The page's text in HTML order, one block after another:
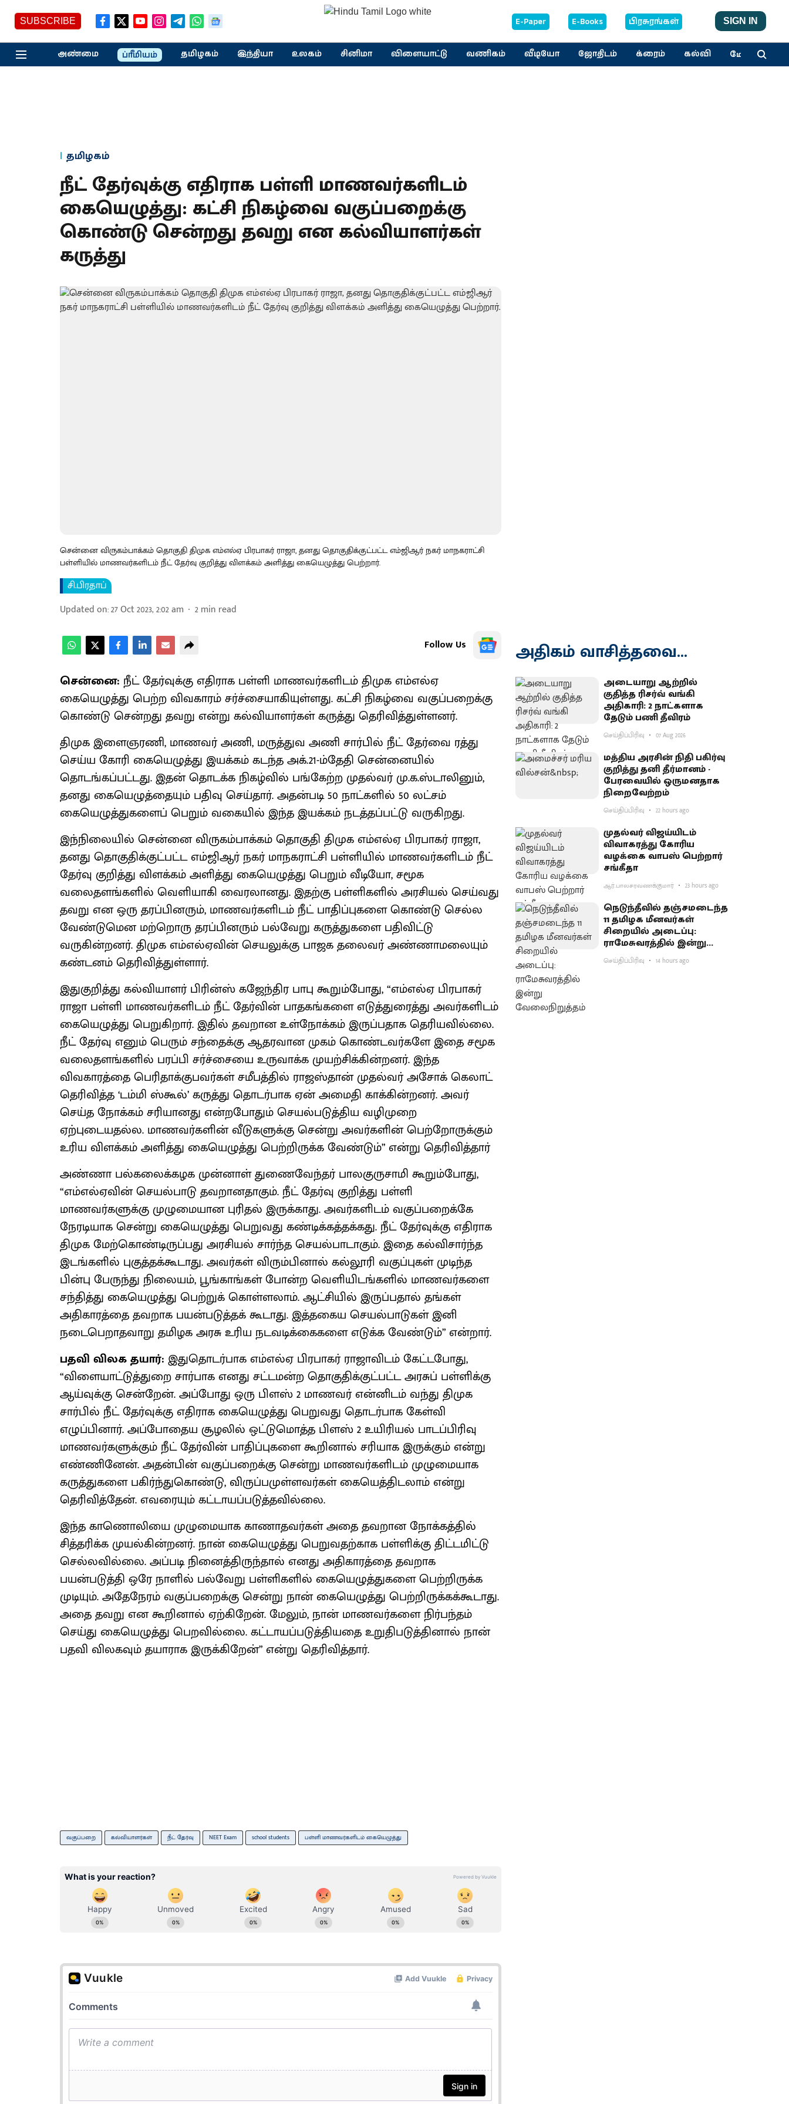
SUBSCRIBE E-Paper E-Books பிரசுரங்கள் SIGN IN
அண்மை ப்ரீமியம் தமிழகம் இந்தியா உலகம் சினிமா விளையாட்டு வணிகம் வீடியோ ஜோதிடம் க்ரைம் கல்வி மேலும்
தமிழகம்
நீட் தேர்வுக்கு எதிராக பள்ளி மாணவர்களிடம்
கையெழுத்து: கட்சி நிகழ்வை வகுப்பறைக்கு
கொண்டு சென்றது தவறு என கல்வியாளர்கள்
கருத்து
சென்னை விருகம்பாக்கம் தொகுதி திமுக எம்எல்ஏ பிரபாகர் ராஜா, தனது தொகுதிக்குட்பட்ட எம்ஜிஆர் நகர் மாநகராட்சி
பள்ளியில் மாணவர்களிடம் நீட் தேர்வு குறித்து விளக்கம் அளித்து கையெழுத்து பெற்றார்.
சி.பிரதாப்
Updated on:27 Oct 2023, 2:02 am 2min read
Follow Us
சென்னை: நீட் தேர்வுக்கு எதிராக பள்ளி மாணவர்களிடம் திமுக எம்எல்ஏ
கையெழுத்து பெற்ற விவகாரம் சர்ச்சையாகியுள்ளது. கட்சி நிகழ்வை வகுப்பறைக்கு
கொண்டு சென்றது தவறு என்று கல்வியாளர்கள் கருத்து தெரிவித்துள்ளனர்.
திமுக இளைஞரணி, மாணவர் அணி, மருத்துவ அணி சார்பில் நீட் தேர்வை ரத்து
செய்ய கோரி கையெழுத்து இயக்கம் கடந்த அக்.21-ம்தேதி சென்னையில்
தொடங்கப்பட்டது. இதன் தொடக்க நிகழ்வில் பங்கேற்ற முதல்வர் மு.க.ஸ்டாலினும்,
தனது கையெழுத்தையும் பதிவு செய்தார். அதன்படி 50 நாட்களில் 50 லட்சம்
கையெழுத்துகளைப் பெறும் வகையில் இந்த இயக்கம் நடத்தப்பட்டு வருகிறது.
இந்நிலையில் சென்னை விருகம்பாக்கம் தொகுதி திமுக எம்எல்ஏ பிரபாகர் ராஜா,
தனது தொகுதிக்குட்பட்ட எம்ஜிஆர் நகர் மாநகராட்சி பள்ளியில் மாணவர்களிடம் நீட்
தேர்வு குறித்து விளக்கம் அளித்து கையெழுத்து பெறும் வீடியோ, சமூக
வலைதளங்களில் வெளியாகி வைரலானது. இதற்கு பள்ளிகளில் அரசியல் செய்வது
தவறு என ஒரு தரப்பினரும், மாணவர்களிடம் நீட் பாதிப்புகளை கொண்டு செல்ல
வேண்டுமென மற்றொரு தரப்பினரும் பல்வேறு கருத்துகளை பதிவிட்டு
வருகின்றனர். திமுக எம்எல்ஏவின் செயலுக்கு பாஜக தலைவர் அண்ணாமலையும்
கண்டனம் தெரிவித்துள்ளார்.
இதுகுறித்து கல்வியாளர் பிரின்ஸ் கஜேந்திர பாபு கூறும்போது, “எம்எல்ஏ பிரபாகர்
ராஜா பள்ளி மாணவர்களிடம் நீட் தேர்வின் பாதகங்களை எடுத்துரைத்து அவர்களிடம்
கையெழுத்து பெறுகிறார். இதில் தவறான உள்நோக்கம் இருப்பதாக தெரியவில்லை.
நீட் தேர்வு எனும் பெரும் சந்தைக்கு ஆதரவான முகம் கொண்டவர்களே இதை சமூக
வலைதளங்களில் பரப்பி சர்ச்சையை உருவாக்க முயற்சிக்கின்றனர். இந்த
விவகாரத்தை பெரிதாக்குபவர்கள் சமீபத்தில் ராஜஸ்தான் முதல்வர் அசோக் கெலாட்
தெரிவித்த ‘டம்மி ஸ்கூல்’ கருத்து தொடர்பாக ஏன் அமைதி காக்கின்றனர். அவர்
செய்த நோக்கம் சரியானது என்றபோதும் செயல்படுத்திய வழிமுறை
ஏற்புடையதல்ல. மாணவர்களின் வீடுகளுக்கு சென்று அவர்களின் பெற்றோருக்கும்
உரிய விளக்கம் அளித்து கையெழுத்து பெற்றிருக்க வேண்டும்” என்று தெரிவித்தார்
அண்ணா பல்கலைக்கழக முன்னாள் துணைவேந்தர் பாலகுருசாமி கூறும்போது,
“எம்எல்ஏவின் செயல்பாடு தவறானதாகும். நீட் தேர்வு குறித்து பள்ளி
மாணவர்களுக்கு முழுமையான புரிதல் இருக்காது. அவர்களிடம் வகுப்பறைக்கே
நேரடியாக சென்று கையெழுத்து பெறுவது கண்டிக்கத்தக்கது. நீட் தேர்வுக்கு எதிராக
திமுக மேற்கொண்டிருப்பது அரசியல் சார்ந்த செயல்பாடாகும். இதை கல்விசார்ந்த
இடங்களில் புகுத்தக்கூடாது. அவர்கள் விரும்பினால் கல்லூரி வகுப்புகள் முடிந்த
பின்பு பேருந்து நிலையம், பூங்காங்கள் போன்ற வெளியிடங்களில் மாணவர்களை
சந்தித்து கையெழுத்து பெற்றுக் கொள்ளலாம். ஆட்சியில் இருப்பதால் தங்கள்
அதிகாரத்தை தவறாக பயன்படுத்தக் கூடாது. இத்தகைய செயல்பாடுகள் இனி
நடைபெறாதவாறு தமிழக அரசு உரிய நடவடிக்கைகளை எடுக்க வேண்டும்” என்றார்.
பதவி விலக தயார்: இதுதொடர்பாக எம்எல்ஏ பிரபாகர் ராஜாவிடம் கேட்டபோது,
“விளையாட்டுத்துறை சார்பாக எனது சட்டமன்ற தொகுதிக்குட்பட்ட அரசுப் பள்ளிக்கு
ஆய்வுக்கு சென்றேன். அப்போது ஒரு பிளஸ் 2 மாணவர் என்னிடம் வந்து திமுக
சார்பில் நீட் தேர்வுக்கு எதிராக கையெழுத்து பெறுவது தொடர்பாக கேள்வி
எழுப்பினார். அப்போதைய சூழலில் ஒட்டுமொத்த பிளஸ் 2 உயிரியல் பாடப்பிரிவு
மாணவர்களுக்கும் நீட் தேர்வின் பாதிப்புகளை கூறினால் சரியாக இருக்கும் என்று
எண்ணினேன். அதன்பின் வகுப்பறைக்கு சென்று மாணவர்களிடம் முழுமையாக
கருத்துகளை பகிர்ந்துகொண்டு, விருப்பமுள்ளவர்கள் கையெத்திடலாம் என்று
தெரிவித்தேன். எவரையும் கட்டாயப்படுத்தவில்லை.
இந்த காணொலியை முழுமையாக காணாதவர்கள் அதை தவறான நோக்கத்தில்
சித்தரிக்க முயல்கின்றனர். நான் கையெழுத்து பெறுவதற்காக பள்ளிக்கு திட்டமிட்டு
செல்லவில்லை. அப்படி நினைத்திருந்தால் எனது அதிகாரத்தை தவறாக
பயன்படுத்தி ஒரே நாளில் பல்வேறு பள்ளிகளில் கையெழுத்துகளை பெற்றிருக்க
முடியும். அதேநேரம் வகுப்பறைக்கு சென்று நான் கையெழுத்து பெற்றிருக்கக்கூடாது.
அதை தவறு என கூறினால் ஏற்கிறேன். மேலும், நான் மாணவர்களை நிர்பந்தம்
செய்து கையெழுத்து பெறவில்லை. கட்டாயப்படுத்தியதை உறுதிபடுத்தினால் நான்
பதவி விலகவும் தயாராக இருக்கிறேன்” என்று தெரிவித்தார்.
வகுப்பறை கல்வியாளர்கள் நீட் தேர்வு NEET Exam school students பள்ளி மாணவர்களிடம் கையெழுத்து
அதிகம் வாசித்தவை...
அடையாறு ஆற்றில்
குதித்த ரிசர்வ் வங்கி
அதிகாரி: 2 நாட்களாக
தேடும் பணி தீவிரம்
செய்திப்பிரிவு 07 Aug 2026
மத்திய அரசின் நிதி பகிர்வு
குறித்து தனி தீர்மானம் -
பேரவையில் ஒருமனதாக
நிறைவேற்றம்
செய்திப்பிரிவு 22 hours ago
முதல்வர் விஜய்யிடம்
விவாகரத்து கோரிய
வழக்கை வாபஸ் பெற்றார்
சங்கீதா
ஆர்.பாலசரவணக்குமார் 23 hours ago
நெடுந்தீவில் தஞ்சமடைந்த
11 தமிழக மீனவர்கள்
சிறையில் அடைப்பு:
ராமேசுவரத்தில் இன்று
வேலைநிறுத்தம்
செய்திப்பிரிவு 14 hours ago